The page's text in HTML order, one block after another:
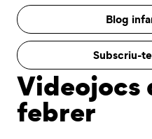
Blog
Subscriu-
Videojocs
febrer